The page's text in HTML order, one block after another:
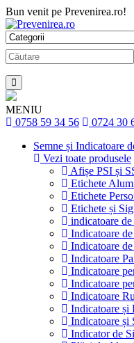
Bun venit pe Prevenirea.ro!
MENIU
0758 59 34 56
0724 30
Semne și Indicatoare
Vezi toate produsele
Afișe PSI și
Etichete
Etichete
Etichete și
indicatoare
Indicatoare
Indicatoare
Indicatoare
Indicatoare
Indicatoare
Indicatoare
Indicatoare și
Indicatoare și
Indicator de